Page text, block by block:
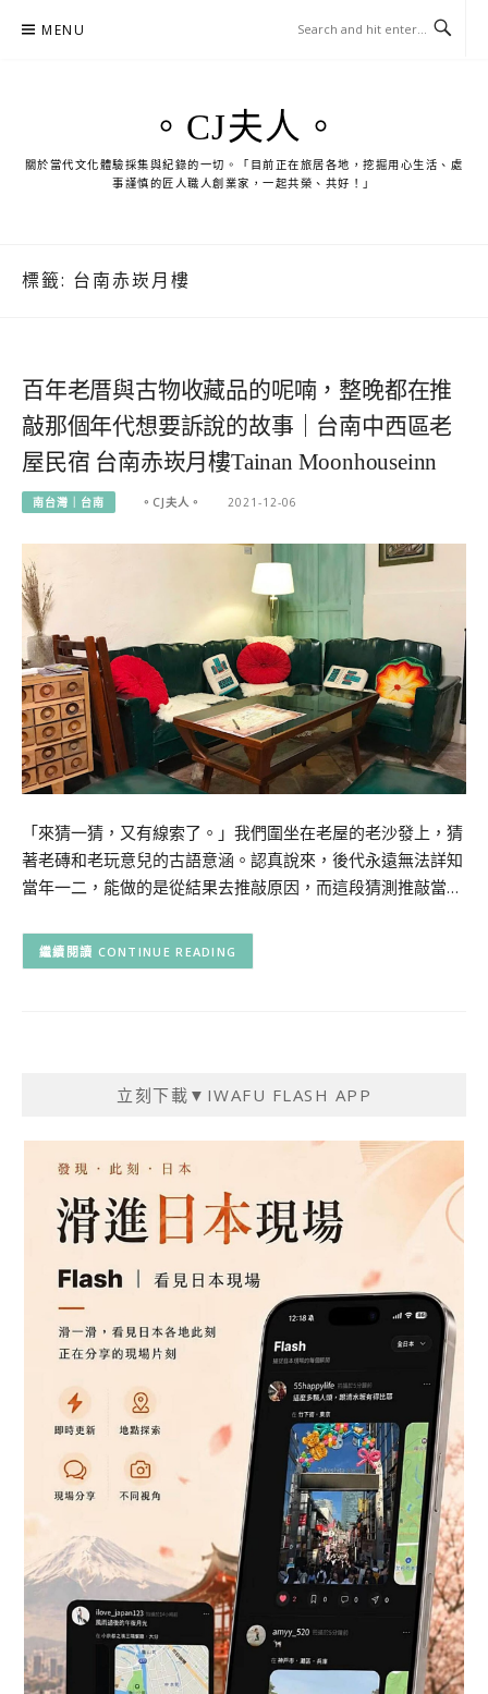
MENU
。CJ夫人。
關於當代文化體驗採集與紀錄的一切。「目前正在旅居各地，挖掘用心生活、處
事謹慎的匠人職人創業家，一起共榮、共好！」
標籤: 台南赤崁月樓
百年老厝與古物收藏品的呢喃，整晚都在推
敲那個年代想要訴說的故事｜台南中西區老
屋民宿 台南赤崁月樓Tainan Moonhouseinn
南台灣｜台南 。CJ夫人。 2021-12-06
「來猜一猜，又有線索了。」我們圍坐在老屋的老沙發上，猜
著老磚和老玩意兒的古語意涵。認真說來，後代永遠無法詳知
當年一二，能做的是從結果去推敲原因，而這段猜測推敲當…
CONTINUE READING
立刻下載▼IWAFU FLASH APP